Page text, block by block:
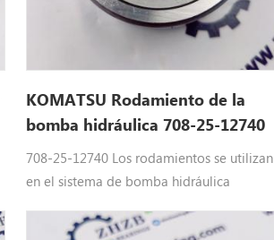
KOMATSU Rodamiento de la
bomba hidráulica 708-25-12740
7082512740
708-25-12740 Los rodamientos se utilizan
en el sistema de bomba hidráulica
ordenador personal 1000-1 , PC 150-3 , PC